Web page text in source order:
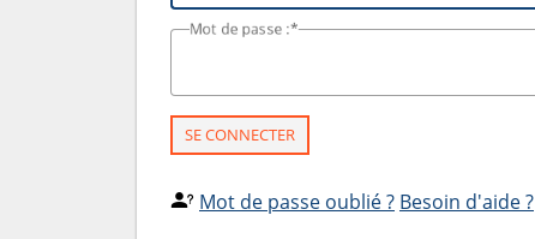
Mot de passe :
SE CONNECTER
Mot de passe oublié ? Besoin d'aide ?